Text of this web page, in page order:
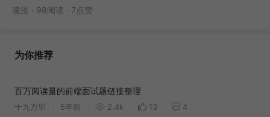
凌涘 · 98阅读 · 7点赞
为你推荐
百万阅读量的前端面试题链接整理
十九万里 5年前 2.4k 13 4